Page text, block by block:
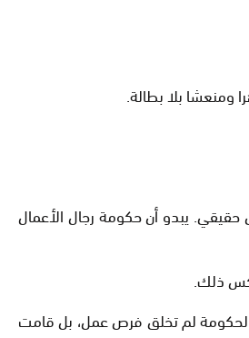
بينما زادت معدلات البطالة في المغرب بشكل حقيقي. يبدو أن حكومة رجال الأعمال
ذلك.
تقول إن الحكومة لم تخلق فرص عمل، بل قامت